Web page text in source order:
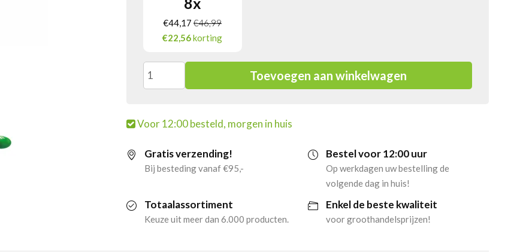
€44,17 €46,99
€22,56korting
M&M's
Zak
(12x
Toevoegen aan winkelwagen
Voor 12:00 besteld, morgen in huis
Gratis verzending!
Bij besteding vanaf €95,-
Bestel voor 12:00 uur
Op werkdagen uw bestelling de
volgende dag in huis!
Totaalassortiment
Keuze uit meer dan 6.000 producten.
Enkel de beste kwaliteit
voor groothandelsprijzen!